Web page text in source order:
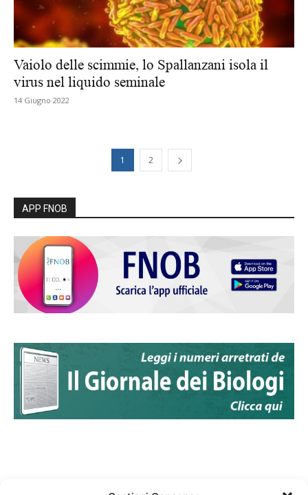
Vaiolo delle scimmie, lo Spallanzani isola il
virus nel liquido seminale
14 Giugno 2022
1 2
APP FNOB